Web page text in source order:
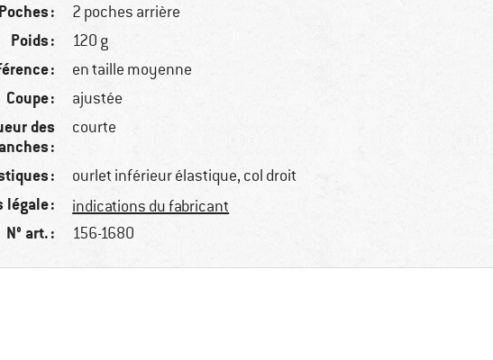
Poches : 2 poches arrière
Poids : 120 g
: en taille moyenne
Coupe : ajustée
des
:
courte
: ourlet inférieur élastique, col droit
légale : indications du fabricant
N° art. : 156-1680